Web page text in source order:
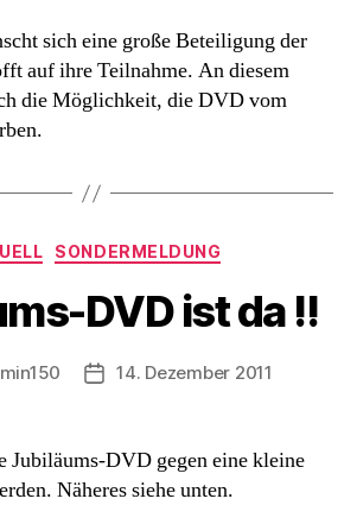
sich eine große Beteiligung der
auf ihre Teilnahme. An diesem
die Möglichkeit, die DVD vom
Kategorien
SONDERMELDUNG
DVD ist da !!
Beitragsdatum
14. Dezember 2011
Jubiläums-DVD gegen eine kleine
Näheres siehe unten.